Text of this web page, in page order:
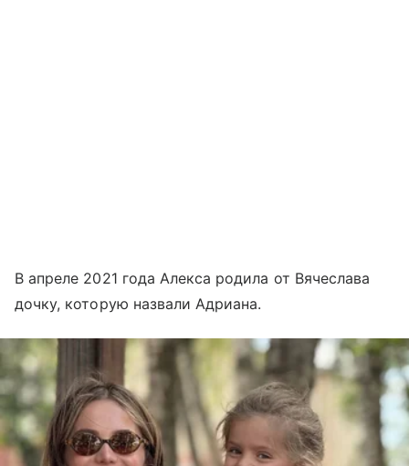
В апреле 2021 года Алекса родила от Вячеслава
дочку, которую назвали Адриана.